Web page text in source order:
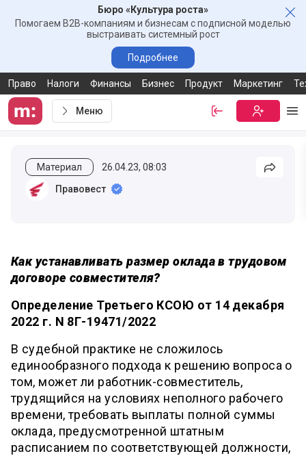
Бюро «Культура роста»
Помогаем B2B-компаниям и бизнесам с подписной моделью
выстраивать системный рост
Подробнее
Право Налоги Финансы Бизнес Продукт Маркетинг
Меню Войти
Материал 26.04.23, 08:03
Правовест
Как устанавливать размер оклада в трудовом
договоре совместителя?
Определение Третьего КСОЮ от 14 декабря
2022 г. N 8Г-19471/2022
В судебной практике не сложилось
единообразного подхода к решению вопроса о
том, может ли работник-совместитель,
трудящийся на условиях неполного рабочего
времени, требовать выплаты полной суммы
оклада, предусмотренной штатным
расписанием по соответствующей должности,